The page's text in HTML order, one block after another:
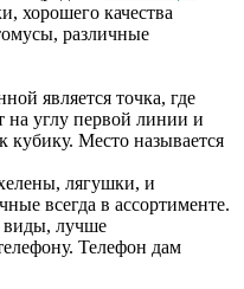
хорошего качества
различные
является точка, где
на углу первой линии и
кубику. Место называется
лягушки, и
всегда в ассортименте.
виды, лучше
Телефон дам